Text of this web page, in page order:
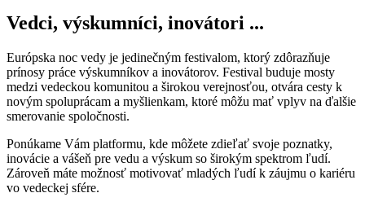
Vedci, výskumníci, inovátori ...
Európska noc vedy je jedinečným festivalom, ktorý zdôrazňuje
prínosy práce výskumníkov a inovátorov. Festival buduje mosty
medzi vedeckou komunitou a širokou verejnosťou, otvára cesty k
novým spoluprácam a myšlienkam, ktoré môžu mať vplyv na ďalšie
smerovanie spoločnosti.
Ponúkame Vám platformu, kde môžete zdieľať svoje poznatky,
inovácie a vášeň pre vedu a výskum so širokým spektrom ľudí.
Zároveň máte možnosť motivovať mladých ľudí k záujmu o kariéru
vo vedeckej sfére.